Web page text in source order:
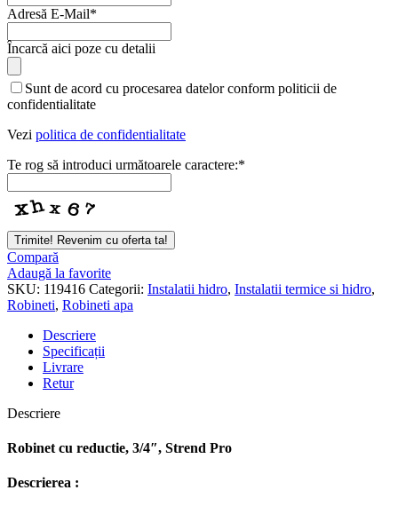
Adresă E-Mail*
Website
URL
Încarcă aici poze cu detalii
Sunt de acord cu procesarea datelor conform politicii de
confidentialitate
Vezi politica de confidentialitate
Te rog să introduci următoarele caractere:*
Trimite! Revenim cu oferta ta!
Compară
Adaugă la favorite
SKU: 119416 Categorii: Instalatii hidro, Instalatii termice si hidro,
Robineti, Robineti apa
Descriere
Specificații
Livrare
Retur
Descriere
Robinet cu reductie, 3/4″, Strend Pro
Descrierea :